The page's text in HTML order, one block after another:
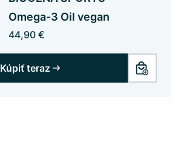
Omega-3 Oil vegan
44,90 €
Kúpiť teraz